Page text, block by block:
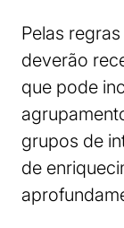
Pelas
deverão
que pode
grupos de
de